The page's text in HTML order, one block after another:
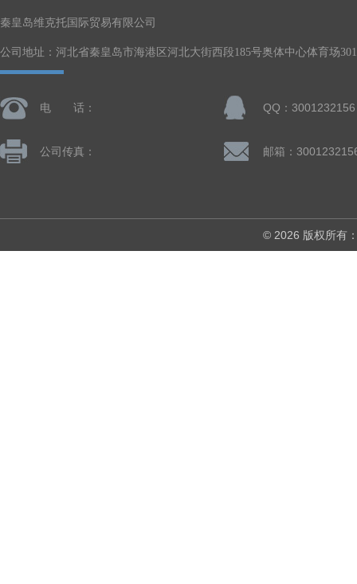
秦皇岛维克托国际贸易有限公司
公司地址：河北省秦皇岛市海港区河北大街西段185号奥体中心体育场
电 话： QQ：3001232156
公司传真： 邮箱：
© 2026 版权所有